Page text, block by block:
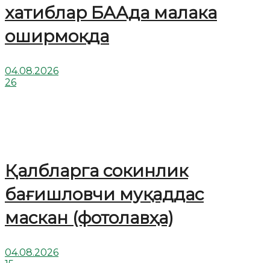
хатиблар БААда малака
оширмоқда
04.08.2026
26
Қалбларга сокинлик
бағишловчи муқаддас
маскан (фотолавҳа)
04.08.2026